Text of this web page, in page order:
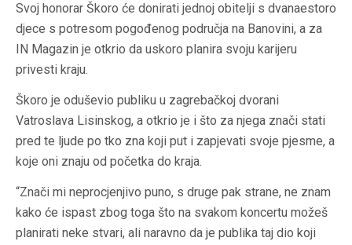
Svoj honorar Škoro će donirati jednoj obitelji s dvanaestoro
djece s potresom pogođenog područja na Banovini, a za
IN Magazin je otkrio da uskoro planira svoju karijeru
privesti kraju.
Škoro je oduševio publiku u zagrebačkoj dvorani
Vatroslava Lisinskog, a otkrio je i što za njega znači stati
pred te ljude po tko zna koji put i zapjevati svoje pjesme, a
koje oni znaju od početka do kraja.
“Znači mi neprocjenjivo puno, s druge pak strane, ne znam
kako će ispast zbog toga što na svakom koncertu možeš
planirati neke stvari, ali naravno da je publika taj dio koji